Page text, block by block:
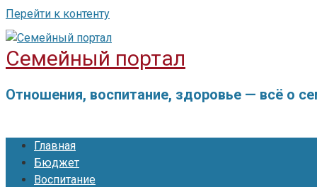
Перейти к контенту
Семейный портал
Отношения, воспитание, здоровье — всё о
Главная
Бюджет
Воспитание